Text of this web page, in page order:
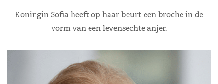
Koningin Sofia heeft op haar beurt een broche in de
vorm van een levensechte anjer.